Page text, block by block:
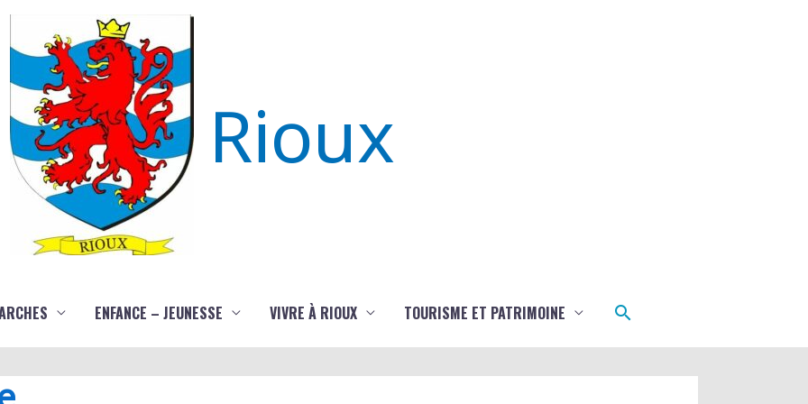
Rioux
ENFANCE – JEUNESSE VIVRE À RIOUX TOURISME ET PATRIMOINE Rechercher